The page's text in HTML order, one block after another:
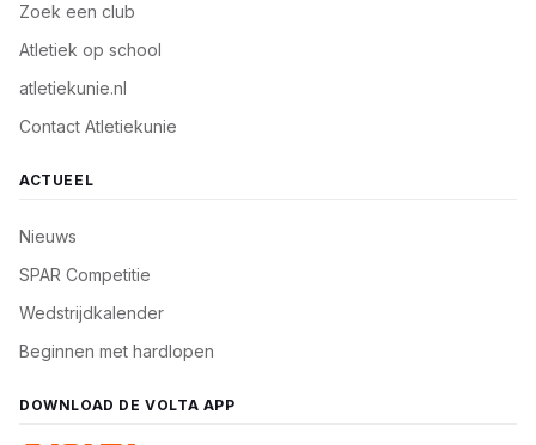
Zoek een club
Atletiek op school
atletiekunie.nl
Contact Atletiekunie
ACTUEEL
Nieuws
SPAR Competitie
Wedstrijdkalender
Beginnen met hardlopen
DOWNLOAD DE VOLTA APP